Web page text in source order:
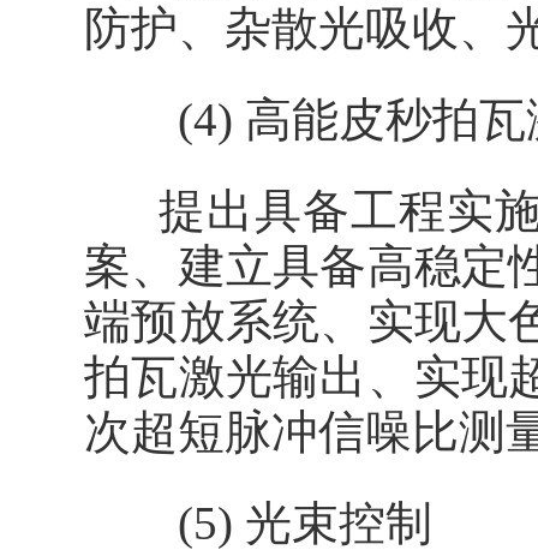
防护、杂散光吸收、
(4) 高能皮秒拍瓦
提出具备工程实施
案、建立具备高稳定
端预放系统、实现大
拍瓦激光输出、实现
次超短脉冲信噪比测
(5) 光束控制